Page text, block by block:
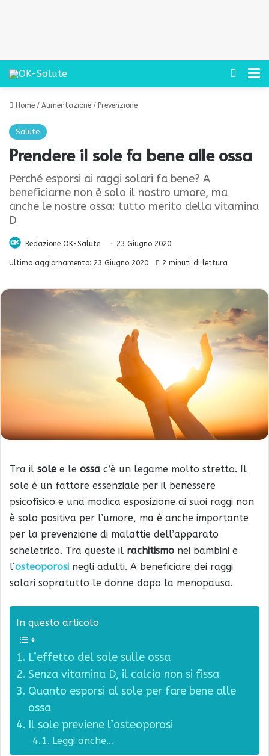
Cerca
Home / Alimentazione / Prevenzione
Salute
Prendere il sole fa bene alle ossa
Perché esporsi ai raggi solari fa bene? A
beneficiarne non è solo il nostro umore, ma
anche le nostre ossa: tutto merito della vitamina
D
Redazione OK-Salute 23 Giugno 2020
Ultimo aggiornamento: 23 Giugno 2020 2 minuti di lettura
Tra il sole e le ossa c’è un legame molto stretto. Il
sole è un fattore essenziale per il benessere
psicofisico e una modica esposizione ai suoi raggi non
è solo positiva per l’umore, ma è anche importante
per la prevenzione di malattie dell’apparato
scheletrico. Tra queste il rachitismo nei bambini e
l’osteoporosi negli adulti. A beneficiare dei raggi
solari sopratutto le donne dopo la menopausa.
In questo articolo
L’effetto del sole sulle ossa
Senza vitamina D, il calcio non si fissa
Quanto esporsi al sole per fare bene alle
ossa
Il sole previene l’osteoporosi
Leggi anche…